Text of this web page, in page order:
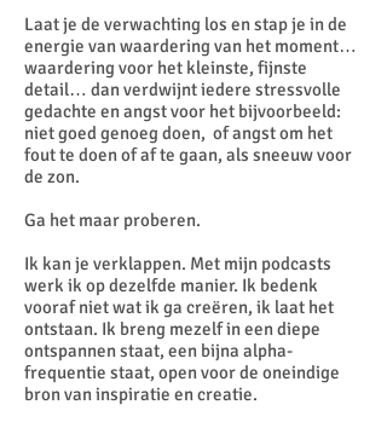
Laat je de verwachting los en stap je in de
energie van waardering van het moment…
waardering voor het kleinste, fijnste
detail… dan verdwijnt iedere stressvolle
gedachte en angst voor het bijvoorbeeld:
niet goed genoeg doen, of angst om het
fout te doen of af te gaan, als sneeuw voor
de zon.
Ga het maar proberen.
Ik kan je verklappen. Met mijn podcasts
werk ik op dezelfde manier. Ik bedenk
vooraf niet wat ik ga creëren, ik laat het
ontstaan. Ik breng mezelf in een diepe
ontspannen staat, een bijna alpha-
frequentie staat, open voor de oneindige
bron van inspiratie en creatie.